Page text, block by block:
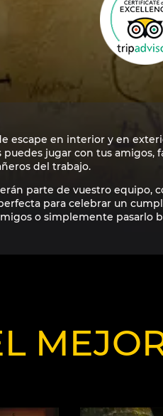
escape en interior y en
jugar con tus amigos,
del trabajo.
parte de vuestro equipo,
para celebrar un
o simplemente pasarlo